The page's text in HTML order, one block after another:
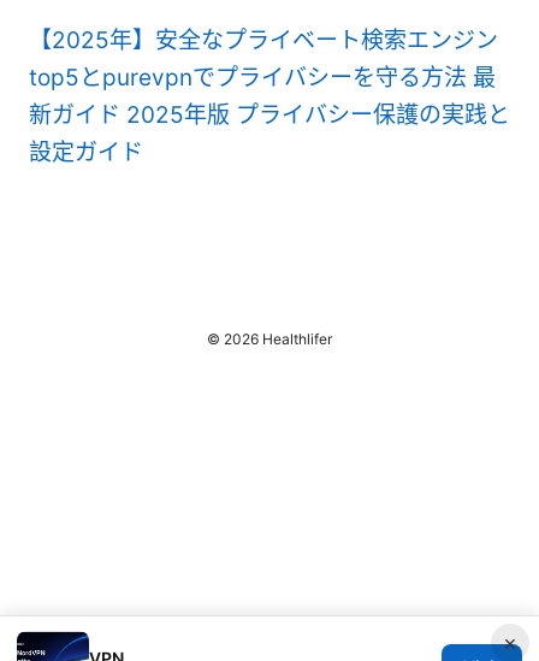
【2025年】安全なプライベート検索エンジン
top5とpurevpnでプライバシーを守る方法 最
新ガイド 2025年版 プライバシー保護の実践と
設定ガイド
×
© 2026 Healthlifer